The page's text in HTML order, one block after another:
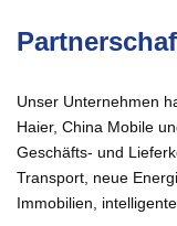
Unser Unternehmen
Haier, China Mobile
Geschäfts- und
Transport, neue
Immobilien,